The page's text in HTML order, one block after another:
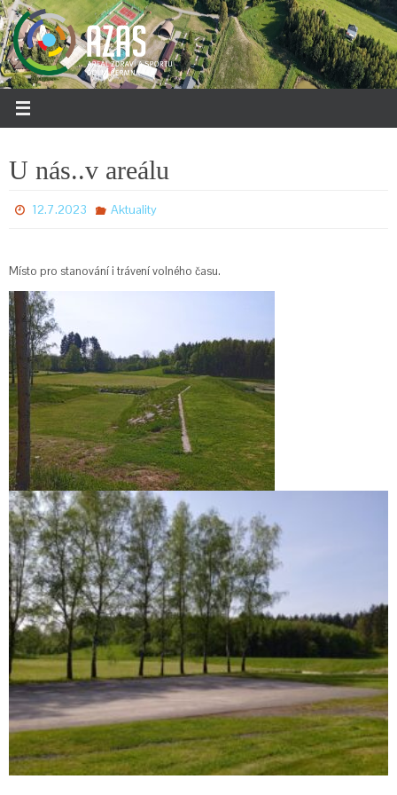
Přeskočit
na
obsah
U nás..v areálu
12.7.2023 Aktuality
Místo pro stanování i trávení volného času.